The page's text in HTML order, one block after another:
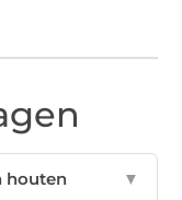
houten
▼